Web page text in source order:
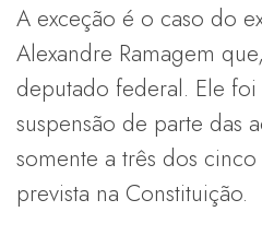
A exceção é o caso do
Alexandre Ramagem
deputado federal. Ele
suspensão de parte das
somente a três dos
prevista na Constituição.